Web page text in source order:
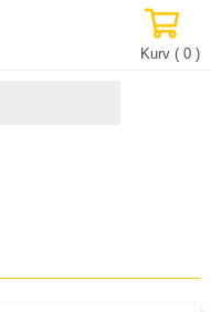
Kurv ( 0 )